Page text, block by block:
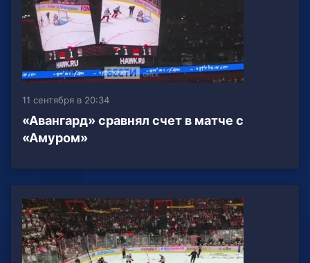
11 сентября в 20:34
«Авангард» сравнял счет в матче с
«Амуром»